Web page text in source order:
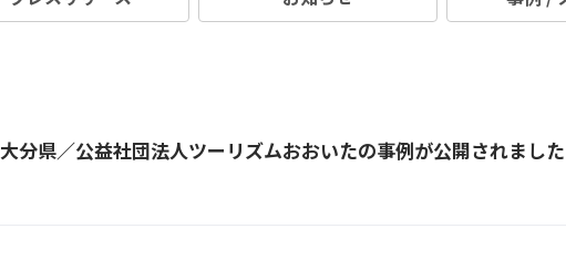
大分県／公益社団法人ツーリズムおおいたの事例が公開されました